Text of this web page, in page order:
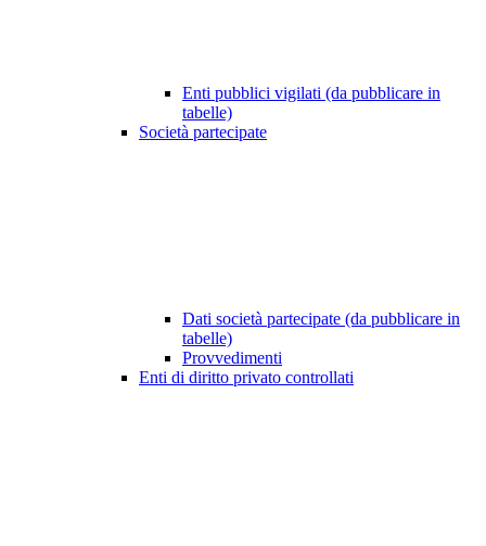
Enti pubblici vigilati (da pubblicare in
tabelle)
Società partecipate
Dati società partecipate (da pubblicare in
tabelle)
Provvedimenti
Enti di diritto privato controllati